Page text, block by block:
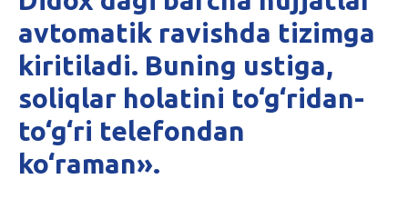
avtomatik ravishda tizimga
kiritiladi. Buning ustiga,
soliqlar holatini to‘g‘ridan-
to‘g‘ri telefondan
ko‘raman».